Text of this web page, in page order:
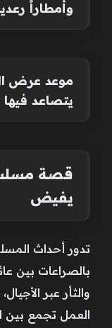
وأمطاراً
يتصاعد
قصة
يفيض
تدور أحداث
بالصراعات بين
والثأر عبر
العمل تجمع بين